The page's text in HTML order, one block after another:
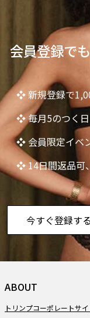
会員登録で
❖ 新規登録で
❖ 毎月5のつく日
❖ 会員限定イベ
❖ 14日間返品可
今すぐ登録する
ABOUT
トリンプコーポレートサイ